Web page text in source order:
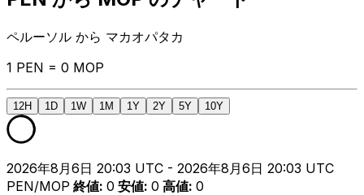
ペルーソル から マカオパタカ
1 PEN = 0 MOP
12H 1D 1W 1M 1Y 2Y 5Y 10Y
2026年8月6日 20:03 UTC - 2026年8月6日 20:03 UTC
PEN/MOP 終値: 0 安値: 0 高値: 0